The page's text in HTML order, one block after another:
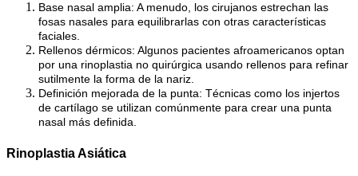
Base nasal amplia: A menudo, los cirujanos estrechan las
fosas nasales para equilibrarlas con otras características
faciales.
Rellenos dérmicos: Algunos pacientes afroamericanos optan
por una rinoplastia no quirúrgica usando rellenos para refinar
sutilmente la forma de la nariz.
Definición mejorada de la punta: Técnicas como los injertos
de cartílago se utilizan comúnmente para crear una punta
nasal más definida.
Rinoplastia Asiática